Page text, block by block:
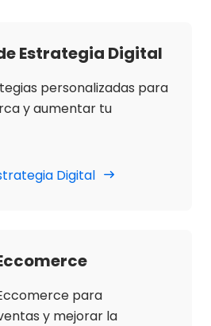
Estrategia Digital
personalizadas para
y aumentar tu
Digital
para
y mejorar la